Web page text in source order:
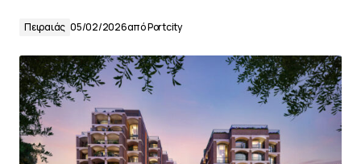
Πειραιάς 05/02/2026απόPortcity